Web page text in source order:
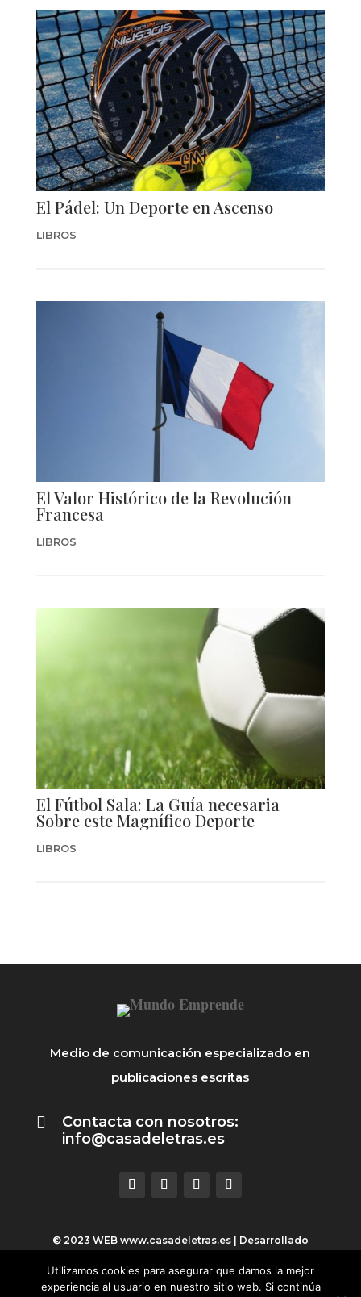
El Pádel: Un Deporte en Ascenso
LIBROS
El Valor Histórico de la Revolución
Francesa
LIBROS
El Fútbol Sala: La Guía necesaria
Sobre este Magnífico Deporte
LIBROS
Medio de comunicación especializado en
publicaciones escritas

Contacta con nosotros:
info@casadeletras.es
© 2023 WEB www.casadeletras.es| Desarrollado
Click & Click, Marketing Online
AVISO LEGAL| POLÍTICA DE PRIVACIDAD|POLÍTICA DE
Utilizamos cookies para asegurar que damos la mejor
experiencia al usuario en nuestro sitio web. Si continúa